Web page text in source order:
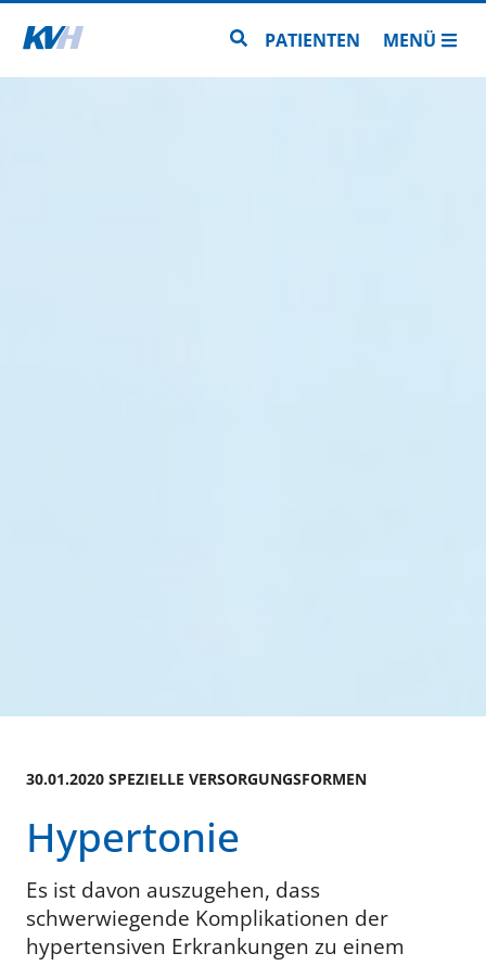
Zur Startseite Zur Seitensuche
PATIENTEN MENÜ
30.01.2020 SPEZIELLE VERSORGUNGSFORMEN
Hypertonie
Es ist davon auszugehen, dass
schwerwiegende Komplikationen der
hypertensiven Erkrankungen zu einem